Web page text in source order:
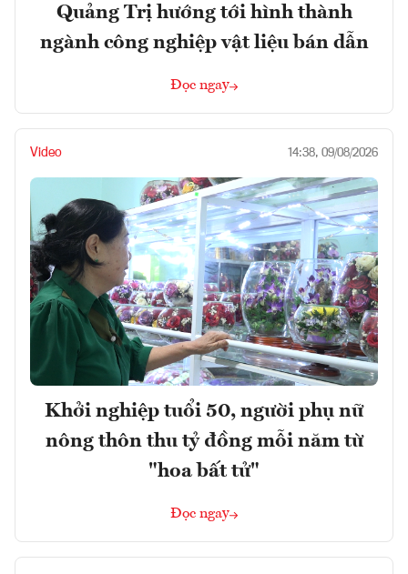
Quảng Trị hướng tới hình thành
ngành công nghiệp vật liệu bán dẫn
Đọc ngay
Video 14:38, 09/08/2026
Khởi nghiệp tuổi 50, người phụ nữ
nông thôn thu tỷ đồng mỗi năm từ
"hoa bất tử"
Đọc ngay